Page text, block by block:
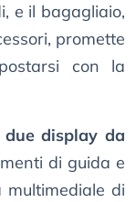
e il bagagliaio,
promette
con la
due display da
di guida e
multimediale di